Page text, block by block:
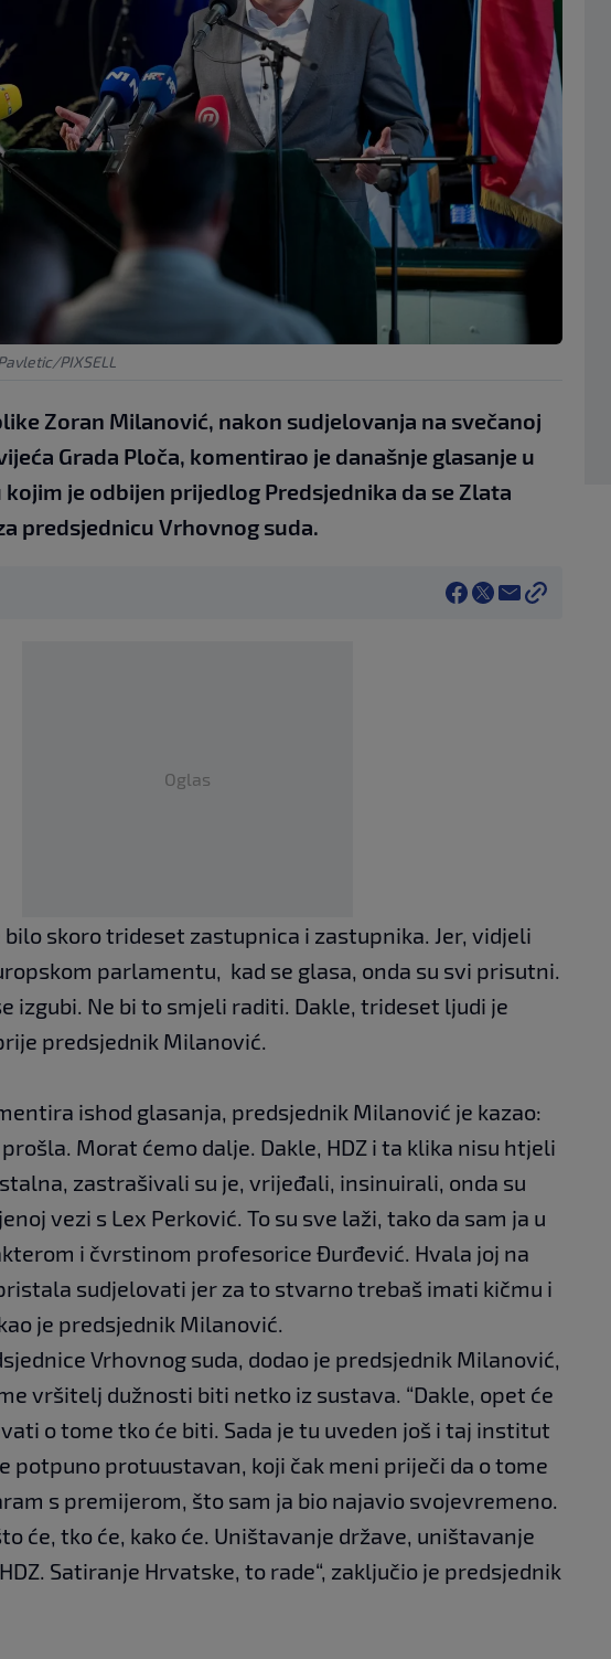
PIXSELL
Zoran Milanović, nakon sudjelovanja na svečanoj
Grada Ploča, komentirao je današnje glasanje u
je odbijen prijedlog Predsjednika da se Zlata
predsjednicu Vrhovnog suda.
Oglas
bilo skoro trideset zastupnica i zastupnika. Jer, vidjeli
parlamentu, kad se glasa, onda su svi prisutni.
izgubi. Ne bi to smjeli raditi. Dakle, trideset ljudi je
predsjednik Milanović.
ishod glasanja, predsjednik Milanović je kazao:
Morat ćemo dalje. Dakle, HDZ i ta klika nisu htjeli
zastrašivali su je, vrijeđali, insinuirali, onda su
vezi s Lex Perković. To su sve laži, tako da sam ja u
i čvrstinom profesorice Đurđević. Hvala joj na
sudjelovati jer za to stvarno trebaš imati kičmu i
je predsjednik Milanović.
Vrhovnog suda, dodao je predsjednik Milanović,
vršitelj dužnosti biti netko iz sustava. “Dakle, opet će
o tome tko će biti. Sada je tu uveden još i taj institut
potpuno protuustavan, koji čak meni priječi da o tome
s premijerom, što sam ja bio najavio svojevremeno.
će, tko će, kako će. Uništavanje države, uništavanje
Satiranje Hrvatske, to rade“, zaključio je predsjednik